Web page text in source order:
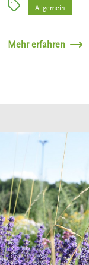
Allgemein
Mehr erfahren